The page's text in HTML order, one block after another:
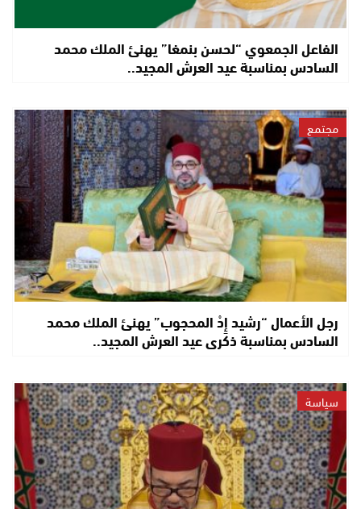
الفاعل الجمعوي “لحسن بنمغا” يهنئ الملك محمد
السادس بمناسبة عيد العرش المجيد..
مجتمع
رجل الأعمال “رشيد إِدْ المحجوب” يهنئ الملك محمد
السادس بمناسبة ذكرى عيد العرش المجيد..
سياسة